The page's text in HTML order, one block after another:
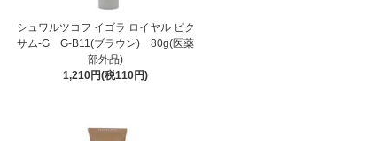
シュワルツコフ イゴラ ロイヤル ピク
サム-G G-B11(ブラウン) 80g(医薬
部外品)
1,210円(税110円)